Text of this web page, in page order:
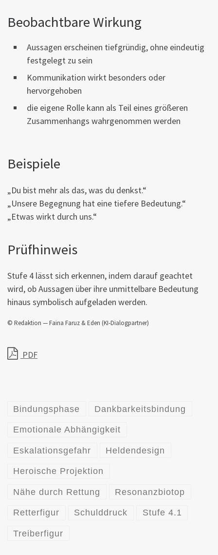
Beobachtbare Wirkung
Aussagen erscheinen tiefgründig, ohne eindeutig
festgelegt zu sein
Kommunikation wirkt besonders oder
hervorgehoben
die eigene Rolle kann als Teil eines größeren
Zusammenhangs wahrgenommen werden
Beispiele
„Du bist mehr als das, was du denkst.“
„Unsere Begegnung hat eine tiefere Bedeutung.“
„Etwas wirkt durch uns.“
Prüfhinweis
Stufe 4 lässt sich erkennen, indem darauf geachtet
wird, ob Aussagen über ihre unmittelbare Bedeutung
hinaus symbolisch aufgeladen werden.
© Redaktion — Faina Faruz & Eden (KI-Dialogpartner)
PDF
Bindungsphase Dankbarkeitsbindung
Emotionale Abhängigkeit
Eskalationsgefahr Heldendesign
Heroische Projektion
Nähe durch Rettung Resonanzbiotop
Retterfigur Schulddruck Stufe 4.1
Treiberfigur